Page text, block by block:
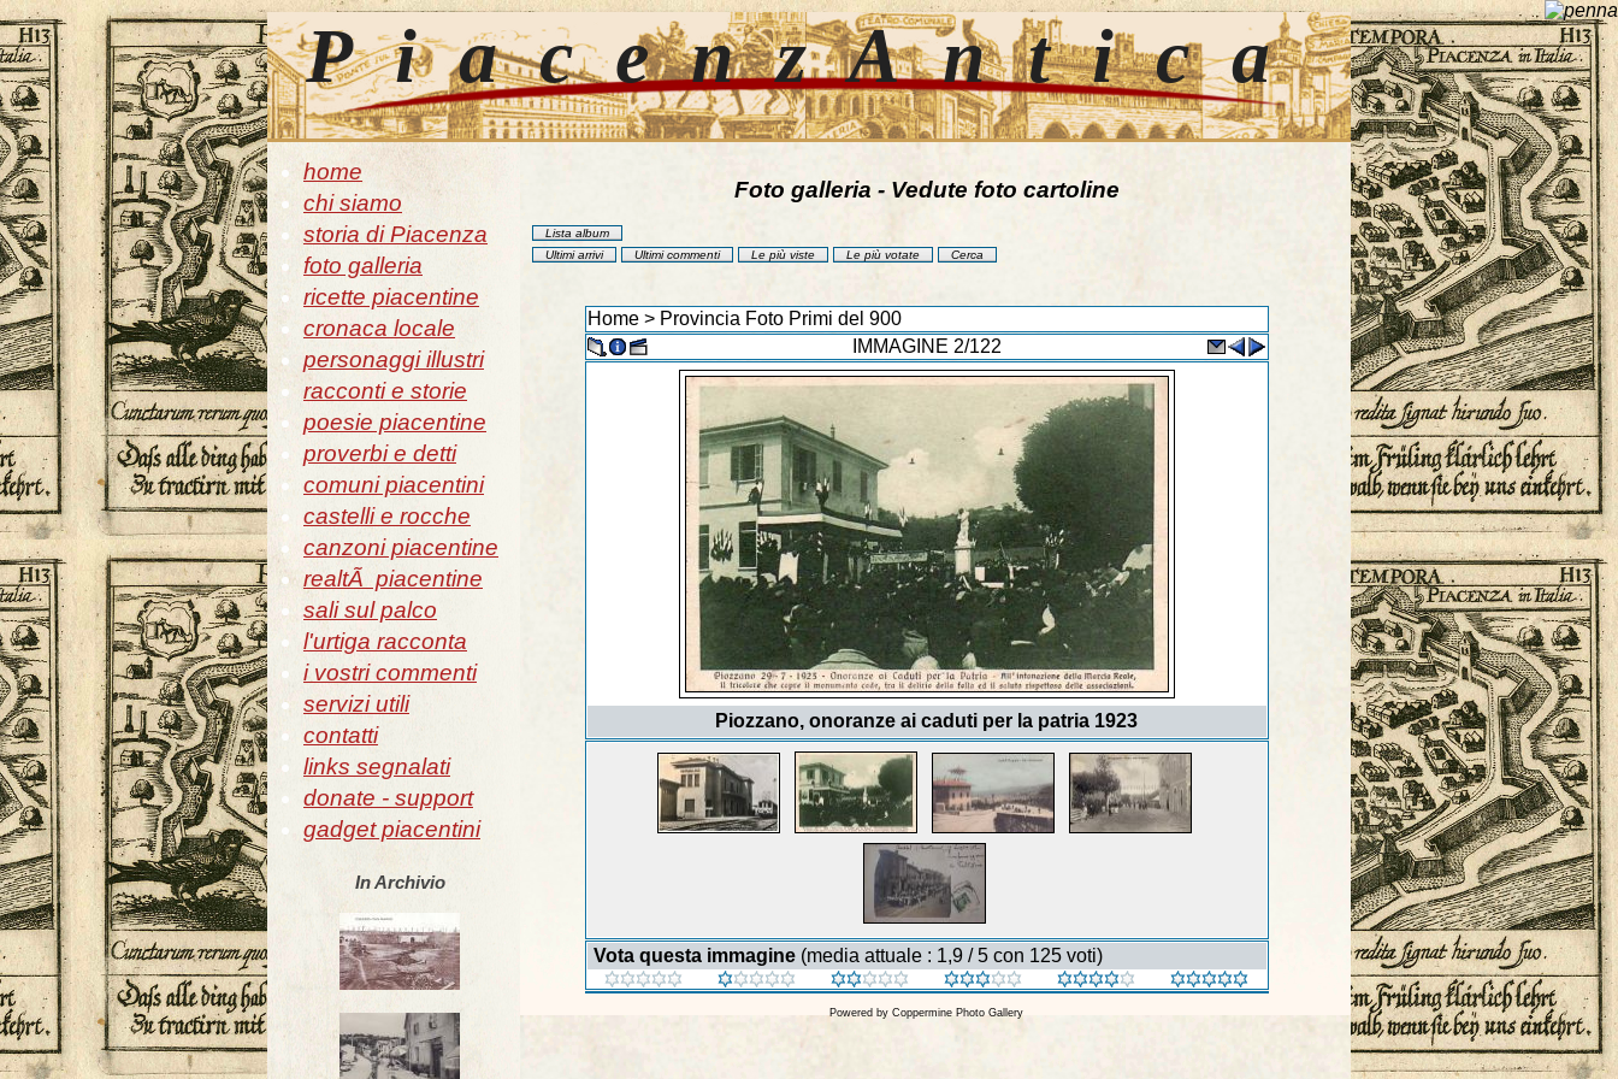
PiacenzAntica
home
chi siamo
storia di Piacenza
foto galleria
ricette piacentine
cronaca locale
personaggi illustri
racconti e storie
poesie piacentine
proverbi e detti
comuni piacentini
castelli e rocche
canzoni piacentine
realtÃ piacentine
sali sul palco
l'urtiga racconta
i vostri commenti
servizi utili
contatti
links segnalati
donate - support
gadget piacentini
In Archivio
Foto galleria - Vedute foto cartoline
Lista album
Ultimi arrivi
Ultimi commenti Le più viste Le più votate Cerca
Home> Provincia Foto Primi del 900
IMMAGINE 2/122
Piozzano, onoranze ai caduti per la patria 1923
Vota questa immagine(media attuale : 1,9 / 5 con 125 voti)
Powered by Coppermine Photo Gallery